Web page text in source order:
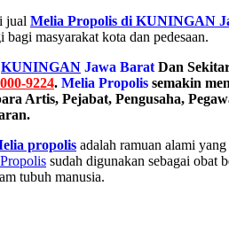
jual Melia Propolis di KUNINGAN
bagi masyarakat kota dan pedesaan.
KUNINGAN Jawa Barat Dan
9224. Melia Propolis semakin
Artis, Pejabat, Pengusaha,
propolis adalah ramuan alami
Propolis sudah digunakan sebagai obat
tubuh manusia.